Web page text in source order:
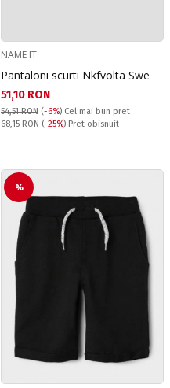
NAME IT
Pantaloni scurti Nkfvolta Swe
Текуща цена:
51,10 RON
54,51 RON (-6%) Cel mai bun pret
Pret obisnuit:
68,15 RON (-25%) Pret obisnuit
%